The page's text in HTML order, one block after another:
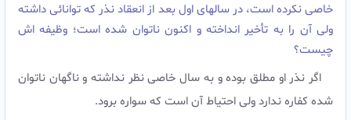
خاصی نکرده است، در سالهای اول بعد از انعقاد نذر که توانائی داشته
ولی آن را به تأخیر انداخته و اکنون ناتوان شده است؛ وظیفه اش
چیست؟
اگر نذر او مطلق بوده و به سال خاصی نظر نداشته و ناگهان ناتوان
شده کفاره ندارد ولی احتیاط آن است که سواره برود.